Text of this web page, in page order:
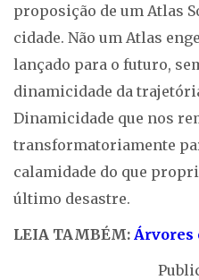
proposição de um Atlas
cidade. Não um Atlas
lançado para o futuro,
dinamicidade da
Dinamicidade que nos
transformatoriamente
calamidade do que
último desastre.
LEIA TAMBÉM: Árvores